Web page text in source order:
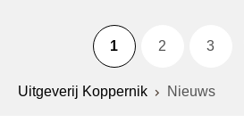
1 2 3
Uitgeverij Koppernik Nieuws